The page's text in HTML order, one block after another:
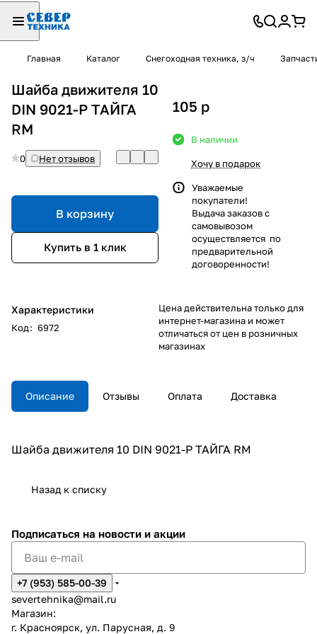
Главная Каталог Снегоходная техника, з/ч
Шайба движителя 10
DIN 9021-P ТАЙГА
RM
0 Нет отзывов
В корзину
Купить в 1 клик
Характеристики
Код: 6972
105 p
В наличии
Хочу в подарок
Уважаемые
покупатели!
Выдача заказов с
самовывозом
осуществляется по
предварительной
договоренности!
Цена действительна только для
интернет-магазина и может
отличаться от цен в розничных
магазинах
Описание Отзывы Оплата Доставка
Шайба движителя 10 DIN 9021-P ТАЙГА RM
Назад к списку
Подписаться на новости и акции
+7 (953) 585-00-39
severtehnika@mail.ru
Магазин:
г. Красноярск, ул. Парусная, д. 9